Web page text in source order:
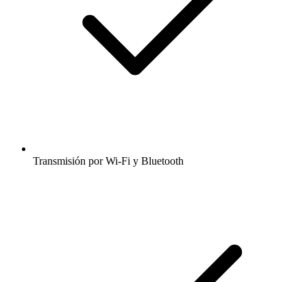
Transmisión por Wi-Fi y Bluetooth